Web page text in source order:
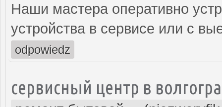
Наши мастера оперативно
устройства в сервисе или с
odpowiedz
сервисный центр в